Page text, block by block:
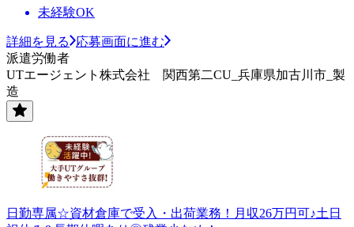
未経験OK
詳細を見る
応募画面に進む
派遣労働者
UTエージェント株式会社 関西第二CU_兵庫県加古川市_製
造
日勤専属☆資材倉庫で受入・出荷業務！月収26万円可♪土日